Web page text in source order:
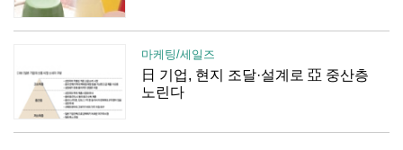
마케팅/세일즈
日 기업, 현지 조달·설계로 亞 중산층
노린다